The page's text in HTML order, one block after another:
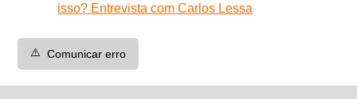
isso? Entrevista com Carlos Lessa
⚠️ Comunicar erro